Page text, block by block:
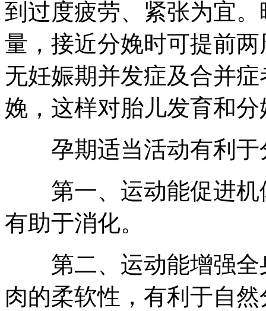
到过度疲劳、紧张为宜
量，接近分娩时可提前
无妊娠期并发症及合并
娩，这样对胎儿发育和
孕期适当活动有利于
第一、运动能促进机
有助于消化。
第二、运动能增强全
肉的柔软性，有利于自